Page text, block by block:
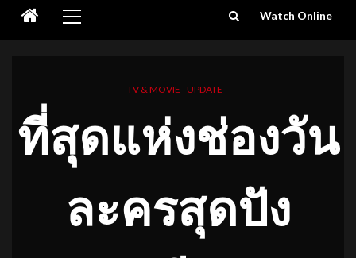
Menu
Watch Online
TV & MOVIE UPDATE
ที่สุดแห่งช่องวัน
ละครสุดปัง